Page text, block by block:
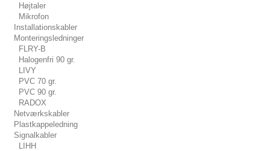
Højtaler
Mikrofon
Installationskabler
Monteringsledninger
FLRY-B
Halogenfri 90 gr.
LIVY
PVC 70 gr.
PVC 90 gr.
RADOX
Netværkskabler
Plastkappeledning
Signalkabler
LIHH